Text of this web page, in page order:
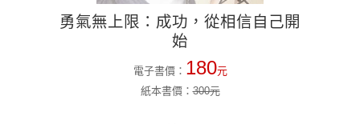
勇氣無上限：成功，從相信自己開
始
電子書價： 180元
紙本書價：300元